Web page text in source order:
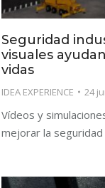
Seguridad
visuales
vidas
IDEA EXPERIENCE 24
Vídeos y
mejorar la